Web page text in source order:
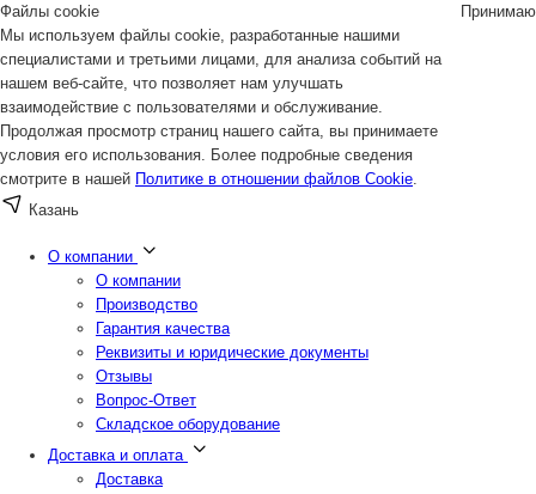
Файлы cookie
Мы используем файлы cookie, разработанные нашими
специалистами и третьими лицами, для анализа событий на
нашем веб-сайте, что позволяет нам улучшать
взаимодействие с пользователями и обслуживание.
Продолжая просмотр страниц нашего сайта, вы принимаете
условия его использования. Более подробные сведения
смотрите в нашей Политике в отношении файлов Cookie.
Принимаю
Казань
О компании
О компании
Производство
Гарантия качества
Реквизиты и юридические документы
Отзывы
Вопрос-Ответ
Складское оборудование
Доставка и оплата
Доставка